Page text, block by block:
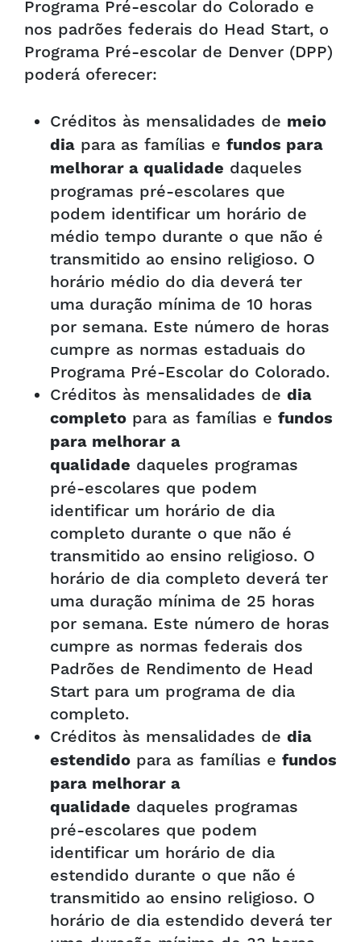
Programa Pré-escolar do Colorado e
nos padrões federais do Head Start, o
Programa Pré-escolar de Denver (DPP)
poderá oferecer:
Créditos às mensalidades de meio
dia para as famílias e fundos para
melhorar a qualidade daqueles
programas pré-escolares que
podem identificar um horário de
médio tempo durante o que não é
transmitido ao ensino religioso. O
horário médio do dia deverá ter
uma duração mínima de 10 horas
por semana. Este número de horas
cumpre as normas estaduais do
Programa Pré-Escolar do Colorado.
Créditos às mensalidades de dia
completo para as famílias e fundos
para melhorar a
qualidade daqueles programas
pré-escolares que podem
identificar um horário de dia
completo durante o que não é
transmitido ao ensino religioso. O
horário de dia completo deverá ter
uma duração mínima de 25 horas
por semana. Este número de horas
cumpre as normas federais dos
Padrões de Rendimento de Head
Start para um programa de dia
completo.
Créditos às mensalidades de dia
estendido para as famílias e fundos
para melhorar a
qualidade daqueles programas
pré-escolares que podem
identificar um horário de dia
estendido durante o que não é
transmitido ao ensino religioso. O
horário de dia estendido deverá ter